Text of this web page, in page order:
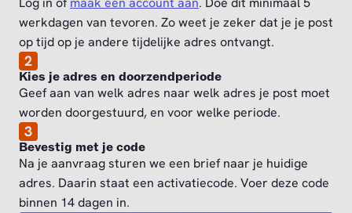
werkdagen van tevoren. Zo weet je zeker dat je je post
op tijd op je andere tijdelijke adres ontvangt.
2
Kies je adres en doorzendperiode
Geef aan van welk adres naar welk adres je post moet
worden doorgestuurd, en voor welke periode.
3
Bevestig met je code
Na je aanvraag sturen we een brief naar je huidige
adres. Daarin staat een activatiecode. Voer deze code
binnen 14 dagen in.